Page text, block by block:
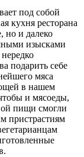
под собой
кухня ресторана
но и далеко
изысками
подарить себе
мяса
в нашем
и мясоеды,
пищи смогли
пристрастиям